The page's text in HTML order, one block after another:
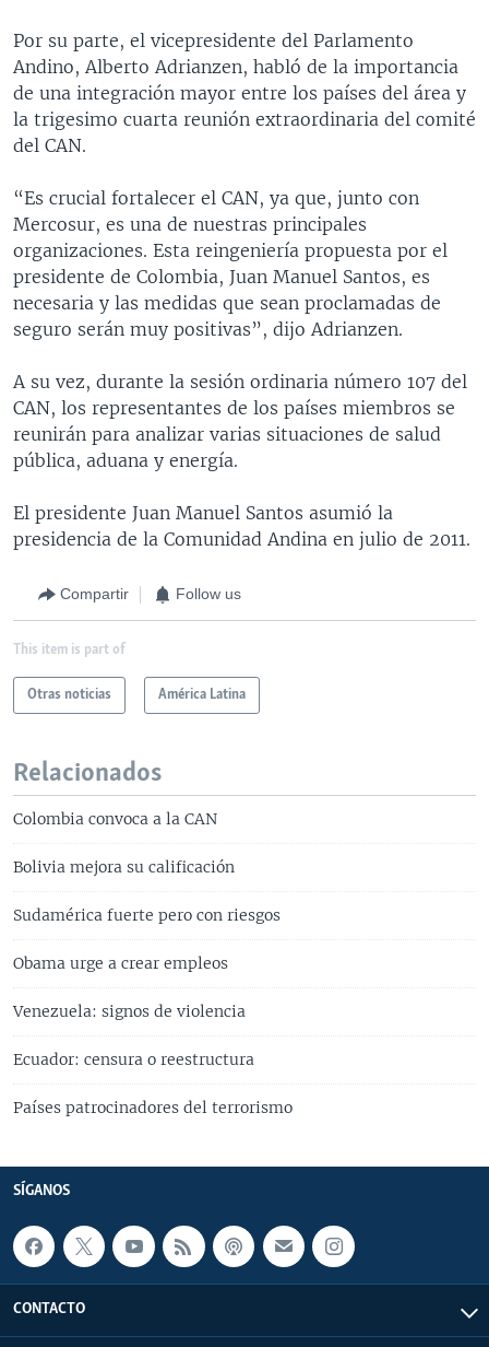
Por su parte, el vicepresidente del Parlamento
Andino, Alberto Adrianzen, habló de la importancia
de una integración mayor entre los países del área y
la trigesimo cuarta reunión extraordinaria del comité
del CAN.
“Es crucial fortalecer el CAN, ya que, junto con
Mercosur, es una de nuestras principales
organizaciones. Esta reingeniería propuesta por el
presidente de Colombia, Juan Manuel Santos, es
necesaria y las medidas que sean proclamadas de
seguro serán muy positivas”, dijo Adrianzen.
A su vez, durante la sesión ordinaria número 107 del
CAN, los representantes de los países miembros se
reunirán para analizar varias situaciones de salud
pública, aduana y energía.
El presidente Juan Manuel Santos asumió la
presidencia de la Comunidad Andina en julio de 2011.
Compartir Follow us
This item is part of
Otras noticias América Latina
Relacionados
Colombia convoca a la CAN
Bolivia mejora su calificación
Sudamérica fuerte pero con riesgos
Obama urge a crear empleos
Venezuela: signos de violencia
Ecuador: censura o reestructura
Países patrocinadores del terrorismo
SÍGANOS
CONTACTO